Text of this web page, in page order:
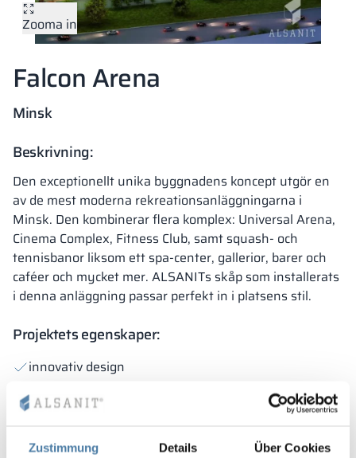
Zustimmung Details Über Cookies
Vela
metallskåp
Rumsavdelare
Altus
L-formade skåp
Zooma in
Falcon Arena
Minsk
Beskrivning:
Den exceptionellt unika byggnadens koncept utgör en
av de mest moderna rekreationsanläggningarna i
Minsk. Den kombinerar flera komplex: Universal Arena,
Cinema Complex, Fitness Club, samt squash- och
tennisbanor liksom ett spa-center, gallerior, barer och
caféer och mycket mer. ALSANITs skåp som installerats
i denna anläggning passar perfekt in i platsens stil.
Projektets egenskaper:
innovativ design
tidlös design
exceptionell hållbarhet